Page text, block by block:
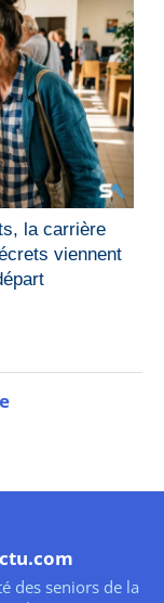
la carrière
viennent
des seniors de la